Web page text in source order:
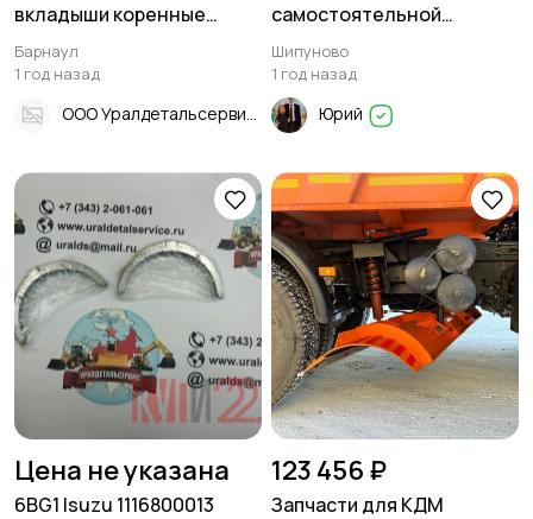
вкладыши коренные
(1115100740, 1115100741,
11151
Барнаул
1 год назад
ООО Уралдетальсервис
самостоятельной
шумоизоляции
автомобиля
Шипуново
1 год назад
Юрий
Цена не указана
6BG1 Isuzu 1116800013
123 456 ₽
Запчасти для КДМ